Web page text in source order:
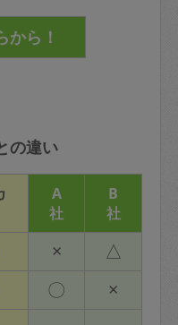
の違い
A
社
B
社
× △
〇 ×